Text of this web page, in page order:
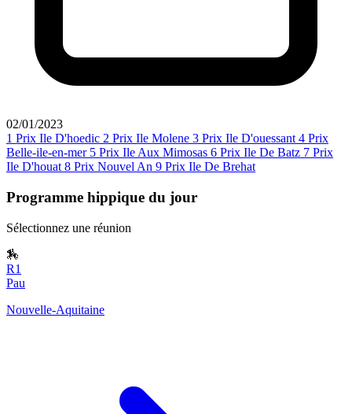
02/01/2023
1 Prix Ile D'hoedic 2 Prix Ile Molene 3 Prix Ile D'ouessant 4 Prix
Belle-ile-en-mer 5 Prix Ile Aux Mimosas 6 Prix Ile De Batz 7 Prix
Ile D'houat 8 Prix Nouvel An 9 Prix Ile De Brehat
Programme hippique du jour
Sélectionnez une réunion
🏇
R1
Pau
Nouvelle-Aquitaine